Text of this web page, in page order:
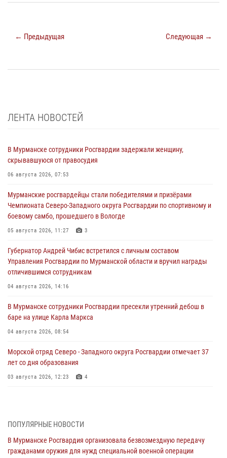
← Предыдущая Следующая →
ЛЕНТА НОВОСТЕЙ
В Мурманске сотрудники Росгвардии задержали женщину,
скрывавшуюся от правосудия
06 августа 2026, 07:53
Мурманские росгвардейцы стали победителями и призёрами
Чемпионата Северо-Западного округа Росгвардии по спортивному и
боевому самбо, прошедшего в Вологде
05 августа 2026, 11:27 3
Губернатор Андрей Чибис встретился с личным составом
Управления Росгвардии по Мурманской области и вручил награды
отличившимся сотрудникам
04 августа 2026, 14:16
В Мурманске сотрудники Росгвардии пресекли утренний дебош в
баре на улице Карла Маркса
04 августа 2026, 08:54
Морской отряд Северо - Западного округа Росгвардии отмечает 37
лет со дня образования
03 августа 2026, 12:23 4
Сотрудники Росгвардии провели инструктаж по
ПОПУЛЯРНЫЕ НОВОСТИ
В Мурманске Росгвардия организовала безвозмездную передачу
гражданами оружия для нужд специальной военной операции